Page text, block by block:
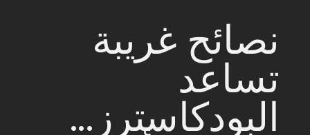
نصائح غريبة
تساعد
البودكاسترز...